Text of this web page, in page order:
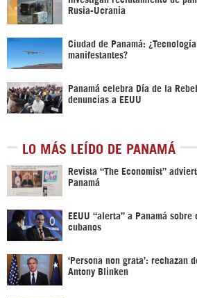
Rusia-Ucrania
Ciudad de Panamá:
manifestantes?
Panamá celebra Día de la
denuncias a EEUU
LO MÁS LEÍDO DE PANAMÁ
Revista “The Economist”
Panamá
EEUU “alerta” a Panamá
cubanos
‘Persona non grata’: rechazan
Antony Blinken